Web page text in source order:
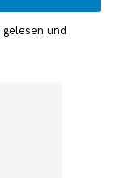
gelesen und